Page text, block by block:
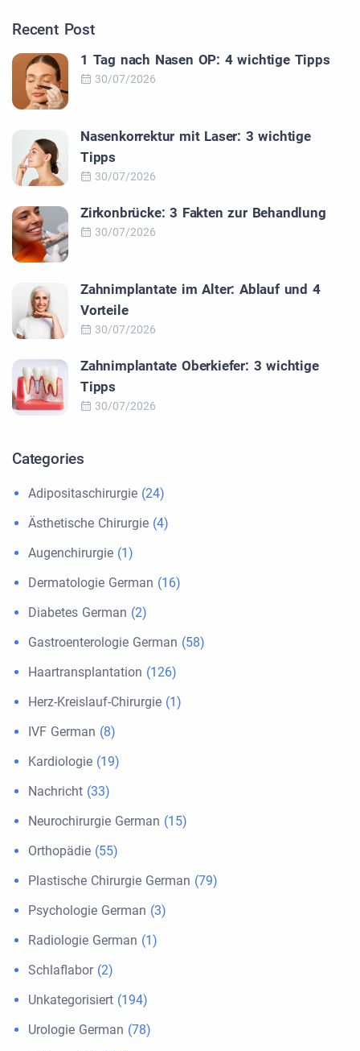
Recent Post
1 Tag nach Nasen OP: 4 wichtige Tipps
30/07/2026
Nasenkorrektur mit Laser: 3 wichtige
Tipps
30/07/2026
Zirkonbrücke: 3 Fakten zur Behandlung
30/07/2026
Zahnimplantate im Alter: Ablauf und 4
Vorteile
30/07/2026
Zahnimplantate Oberkiefer: 3 wichtige
Tipps
30/07/2026
Categories
Adipositaschirurgie (24)
Ästhetische Chirurgie (4)
Augenchirurgie (1)
Dermatologie German (16)
Diabetes German (2)
Gastroenterologie German (58)
Haartransplantation (126)
Herz-Kreislauf-Chirurgie (1)
IVF German (8)
Kardiologie (19)
Nachricht (33)
Neurochirurgie German (15)
Orthopädie (55)
Plastische Chirurgie German (79)
Psychologie German (3)
Radiologie German (1)
Schlaflabor(2)
Unkategorisiert (194)
Urologie German (78)